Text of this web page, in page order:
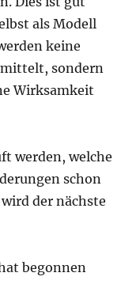
als Modell
keine
sondern
Wirksamkeit
werden, welche
schon
der nächste
begonnen